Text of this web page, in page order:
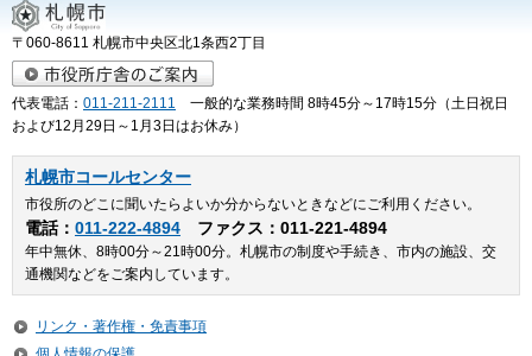
〒060-8611 札幌市中央区北1条西2丁目
代表電話： 011-211-2111 一般的な業務時間 8時45分～17時15分（土日祝日
および12月29日～1月3日はお休み）
札幌市コールセンター
市役所のどこに聞いたらよいか分からないときなどにご利用ください。
電話： 011-222-4894 ファクス：011-221-4894
年中無休、8時00分～21時00分。札幌市の制度や手続き、市内の施設、交
通機関などをご案内しています。
リンク・著作権・免責事項